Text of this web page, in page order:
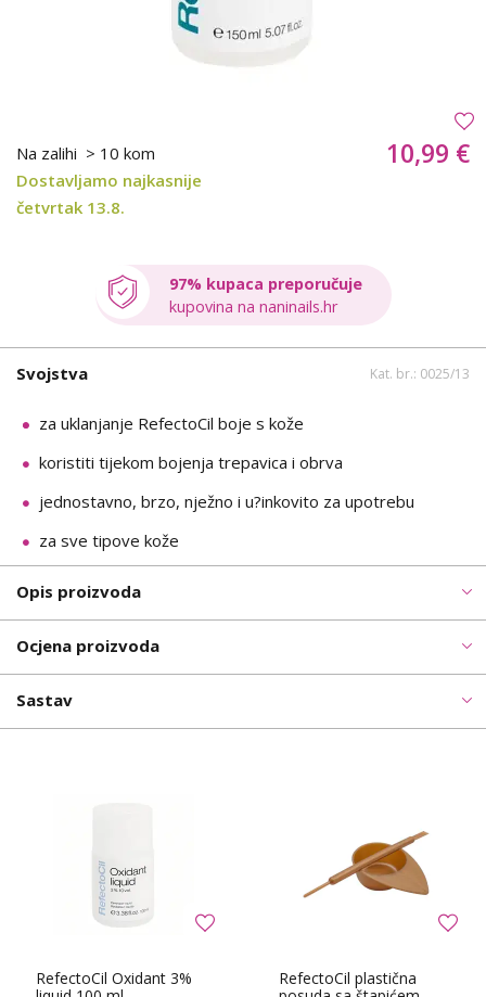
Na zalihi > 10 kom
Dostavljamo najkasnije
četvrtak 13.8.
10,99 €
97% kupaca preporučuje
kupovina na naninails.hr
Svojstva Kat. br.: 0025/13
za uklanjanje RefectoCil boje s kože
koristiti tijekom bojenja trepavica i obrva
jednostavno, brzo, nježno i u?inkovito za upotrebu
za sve tipove kože
Opis proizvoda
Ocjena proizvoda
Sastav
RefectoCil Oxidant 3%
RefectoCil plastična